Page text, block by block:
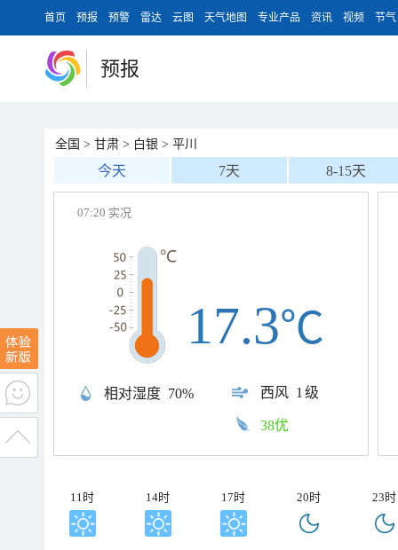
首页 预报 预警 雷达 云图 天气地图 专业产品 资讯 视频 节气
预报
全国 > 甘肃 > 白银 > 平川
今天 7天 8-15天
07:20 实况
相对湿度 70% 西风 1级
17.3℃
38优
11时 14时 17时 20时 23时